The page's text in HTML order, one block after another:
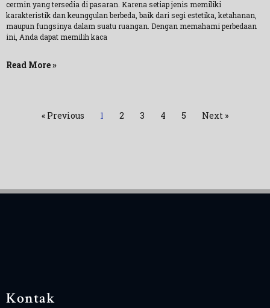
cermin yang tersedia di pasaran. Karena setiap jenis memiliki
karakteristik dan keunggulan berbeda, baik dari segi estetika, ketahanan,
maupun fungsinya dalam suatu ruangan. Dengan memahami perbedaan
ini, Anda dapat memilih kaca
Read More »
« Previous 1 2 3 4 5 Next »
Kontak